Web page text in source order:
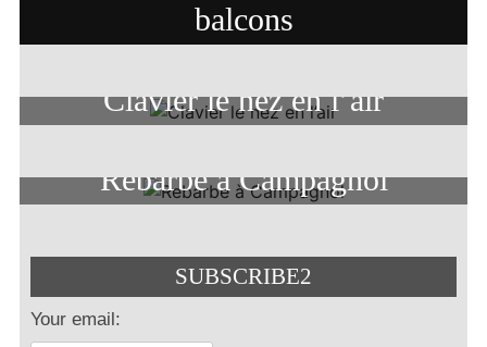
balcons
Clavier le nez en l’air
Rebarbe à Campagnol
SUBSCRIBE2
Your email: